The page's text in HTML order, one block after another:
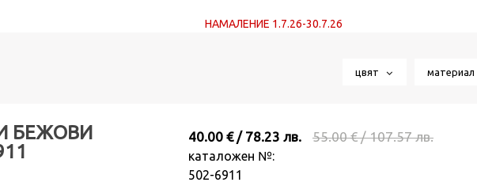
НАМАЛЕНИЕ 1.7.26-30.7.26
цвят материал
БЕЖОВИ
40.00 € / 78.23 лв. 55.00 € / 107.57 лв.
каталожен №:
502-6911